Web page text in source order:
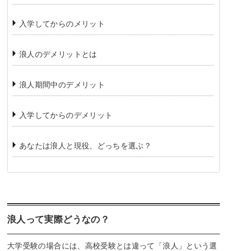
入学してからのメリット
浪人のデメリットとは
浪人期間中のデメリット
入学してからのデメリット
あなたは浪人と現役、どっちを選ぶ？
浪人って実際どうなの？
大学受験の場合には、高校受験とは違って「浪人」という選